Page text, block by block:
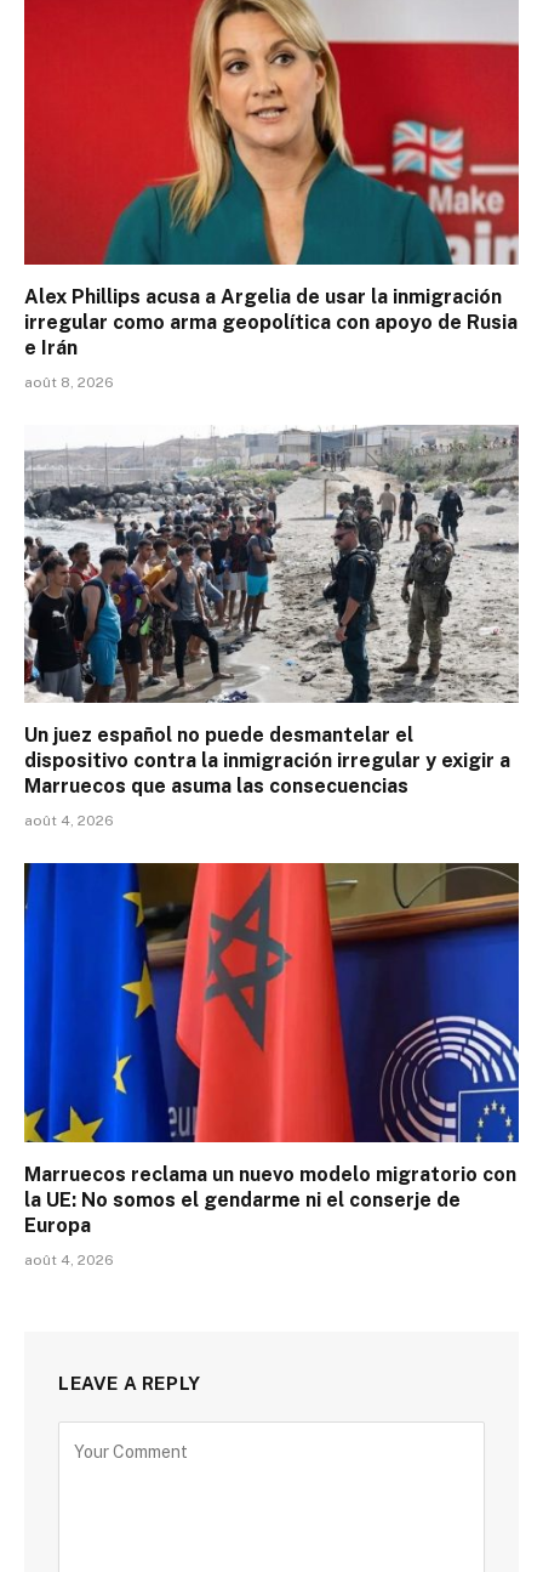
Alex Phillips acusa a Argelia de usar la inmigración
irregular como arma geopolítica con apoyo de Rusia
e Irán
août 8, 2026
Un juez español no puede desmantelar el
dispositivo contra la inmigración irregular y exigir a
Marruecos que asuma las consecuencias
août 4, 2026
Marruecos reclama un nuevo modelo migratorio con
la UE: No somos el gendarme ni el conserje de
Europa
août 4, 2026
LEAVE A REPLY